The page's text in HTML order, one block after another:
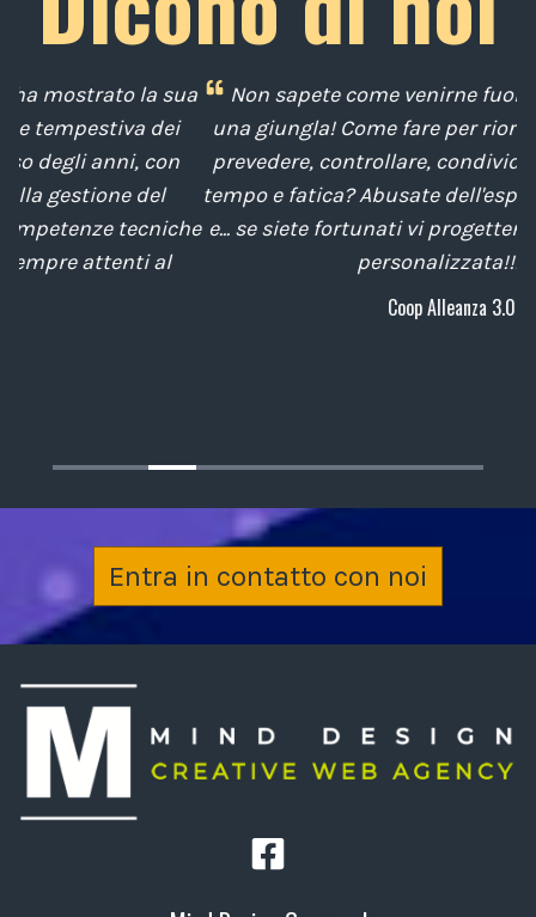
Non sapete come venirne fuori?La vostra testa è
una giungla! Come fare per riordinare, archiviare,
prevedere, controllare, condividere risparmiando
tempo e fatica? Abusate dell'esperienza del gruppo
e... se siete fortunati vi progetteranno una bussola
Entra in contatto con noi